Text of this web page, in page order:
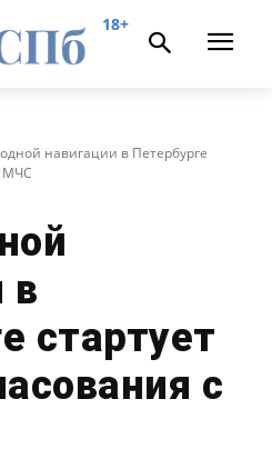
18+
навигации в Петербурге
МЧС
в
стартует
с